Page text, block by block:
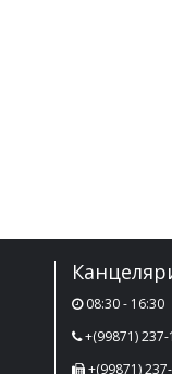
08:30 - 16:30
+(99871) 237-
+(99871)